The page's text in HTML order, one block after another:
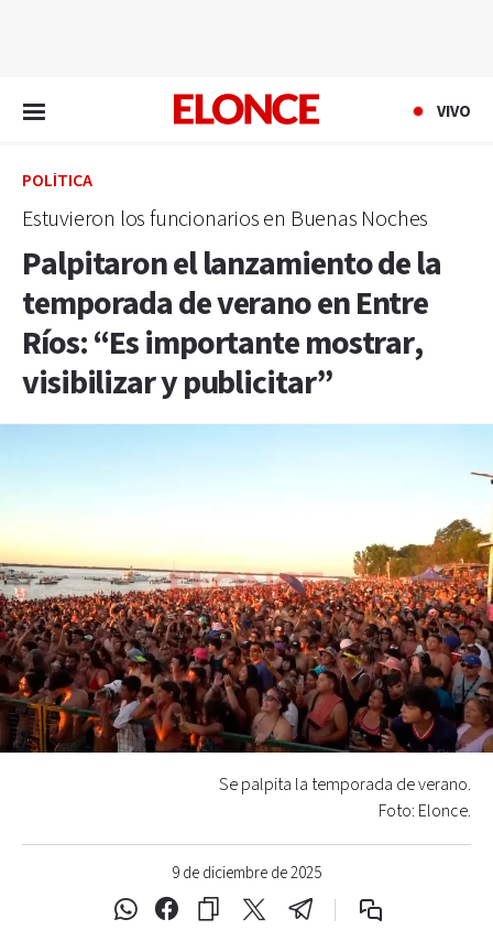
VIVO
POLÍTICA
Estuvieron los funcionarios en Buenas Noches
Palpitaron el lanzamiento de la
temporada de verano en Entre
Ríos: “Es importante mostrar,
visibilizar y publicitar”
9 de diciembre de 2025
Se palpita la temporada de verano.
Foto: Elonce.